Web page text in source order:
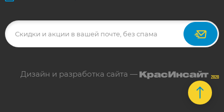
Дизайн и разработка сайта — 2020